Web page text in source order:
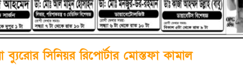
ব্যুরোর সিনিয়র রিপোর্টার মোস্তফা কামাল